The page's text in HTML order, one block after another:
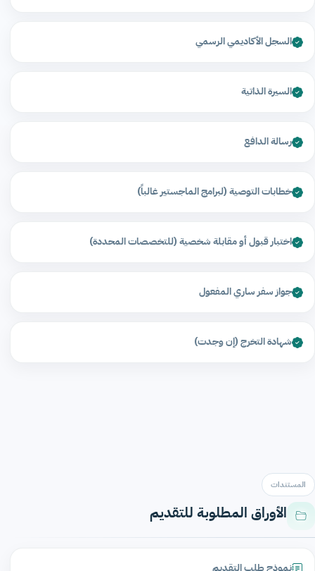
السجل الأكاديمي الرسمي
السيرة الذاتية
رسالة الدافع
خطابات التوصية (لبرامج الماجستير غالباً)
اختبار قبول أو مقابلة شخصية (للتخصصات المحددة)
جواز سفر ساري المفعول
شهادة التخرج (إن وجدت)
المستندات
الأوراق المطلوبة للتقديم
نموذج طلب التقديم